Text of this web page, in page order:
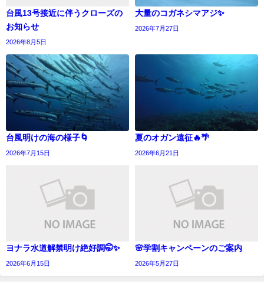
台風13号接近に伴うクローズの
お知らせ
2026年8月5日
大量のコガネシマアジ✨
2026年7月27日
台風明けの海の様子🌀
2026年7月15日
夏のオガン遠征🔥🌴
2026年6月21日
ヨナラ水道解禁明け絶好調🤭✨
2026年6月15日
🌸学割キャンペーンのご案内
2026年5月27日